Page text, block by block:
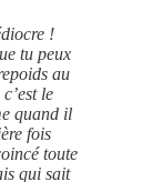
!
tu peux
au
le
quand il
fois
toute
qui sait